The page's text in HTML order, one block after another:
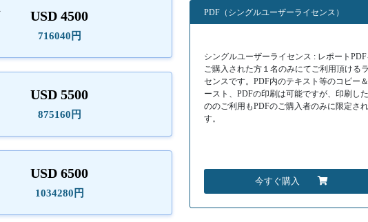
USD 4500
716040円
USD 5500
875160円
USD 6500
1034280円
PDF（シングルユーザーライセンス）
シングルユーザーライセンス : レポートPDF
ご購入された方１名のみにてご利用頂ける
センスです。PDF内のテキスト等のコピー
ースト、PDFの印刷は可能ですが、印刷し
ののご利用もPDFのご購入者のみに限定さ
す。
今すぐ購入